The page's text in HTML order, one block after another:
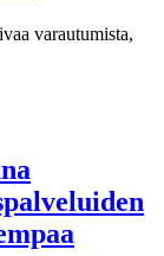
varautumista,